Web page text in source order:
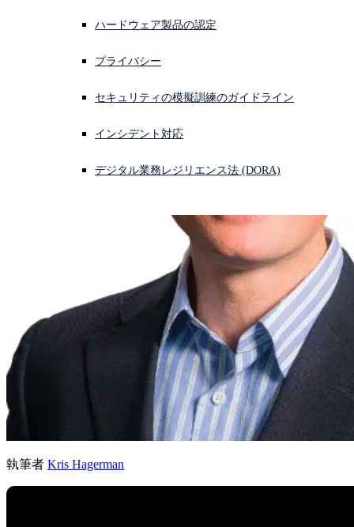
サイバー攻撃を受けている場合、連絡先はこちら
ハードウェア製品の認定
プライバシー
セキュリティの模擬訓練のガイドライン
インシデント対応
デジタル業務レジリエンス法 (DORA)
執筆者 Kris Hagerman